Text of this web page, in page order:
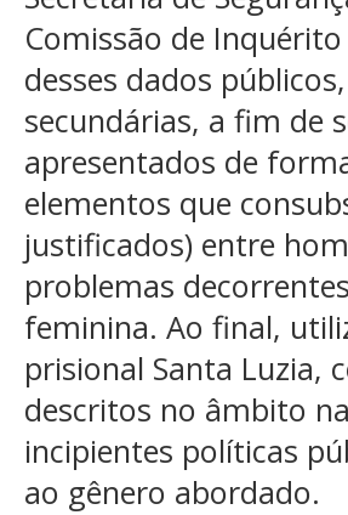
Comissão de Inquérito
desses dados
secundárias, a fim de
apresentados de
elementos que
justificados) entre
problemas
feminina. Ao final,
prisional Santa Luzia,
descritos no âmbito
incipientes políticas
ao gênero abordado.